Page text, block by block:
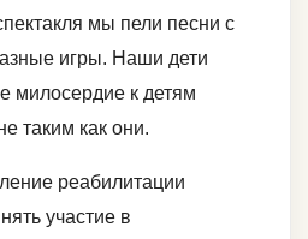
мы пели песни с
игры. Наши дети
милосердие к детям
таким как они.
реабилитации
участие в